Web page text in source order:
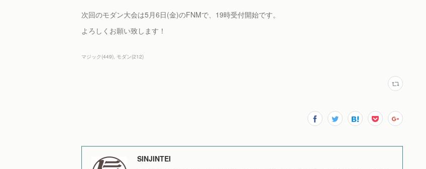
次回のモダン大会は5月6日(金)のFNMで、19時受付開始です。
よろしくお願い致します！
マジック (449) モダン(212)
SINJINTEI